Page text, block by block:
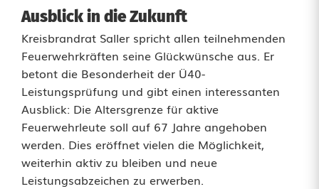
h
u
r
n
Ausblick in die Zukunft
Kreisbrandrat Saller spricht allen teilnehmenden
Feuerwehrkräften seine Glückwünsche aus. Er
betont die Besonderheit der Ü40-
Leistungsprüfung und gibt einen interessanten
Ausblick: Die Altersgrenze für aktive
Feuerwehrleute soll auf 67 Jahre angehoben
werden. Dies eröffnet vielen die Möglichkeit,
weiterhin aktiv zu bleiben und neue
Leistungsabzeichen zu erwerben.